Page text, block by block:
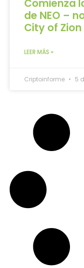
Comienza
de NEO –
City of Zion
LEER MÁS »
Criptoinforme 5